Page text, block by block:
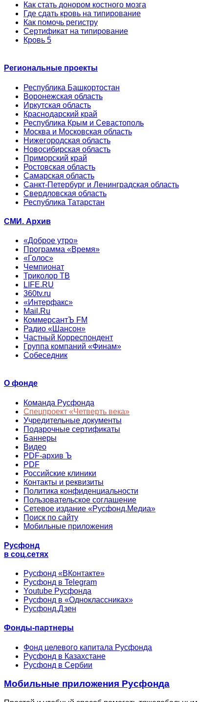
Как стать донором костного мозга
Где сдать кровь на типирование
Как помочь регистру
Сертификат на типирование
Кровь 5
Региональные проекты
Республика Башкортостан
Воронежская область
Иркутская область
Краснодарский край
Республика Крым и Севастополь
Москва и Московская область
Нижегородская область
Новосибирская область
Приморский край
Ростовская область
Самарская область
Санкт-Петербург и Ленинградская область
Свердловская область
Республика Татарстан
СМИ. Архив
«Доброе утро»
Программа «Время»
«Голос»
Чемпионат
Триколор ТВ
LIFE.RU
360tv.ru
«Интерфакс»
Mail.Ru
КоммерсантЪ FM
Радио «Шансон»
Частный Корреспондент
Группа компаний «Финам»
Собеседник
О фонде
Команда Русфонда
Спецпроект «Четверть века»
Учредительные документы
Подарочные сертификаты
Баннеры
Видео
PDF-архив Ъ
PDF
Российские клиники
Контакты и реквизиты
Политика конфиденциальности
Пользовательское соглашение
Сетевое издание «Русфонд.Медиа»
Поиск по сайту
Мобильные приложения
Русфонд
в соц.сетях
Русфонд «ВКонтакте»
Русфонд в Telegram
Youtube Русфонда
Русфонд в «Одноклассниках»
Русфонд.Дзен
Фонды-партнеры
Фонд целевого капитала Русфонда
Русфонд в Казахстане
Русфонд в Сербии
Мобильные приложения Русфонда